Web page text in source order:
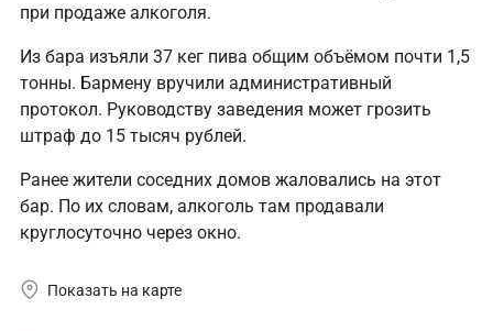
при продаже алкоголя.
Из бара изъяли 37 кег пива общим объёмом почти 1,5
тонны. Бармену вручили административный
протокол. Руководству заведения может грозить
штраф до 15 тысяч рублей.
Ранее жители соседних домов жаловались на этот
бар. По их словам, алкоголь там продавали
круглосуточно через окно.
Показать на карте